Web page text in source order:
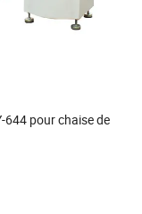
644 pour chaise de